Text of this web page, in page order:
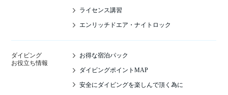
ライセンス講習
エンリッチドエア・ナイトロック
ダイビング
お役立ち情報
お得な宿泊パック
ダイビングポイントMAP
安全にダイビングを楽しんで頂く為に